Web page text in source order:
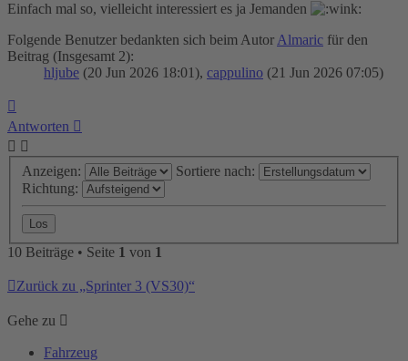
Einfach mal so, vielleicht interessiert es ja Jemanden
Folgende Benutzer bedankten sich beim Autor Almaric für den
Beitrag (Insgesamt 2):
hljube (20 Jun 2026 18:01), cappulino (21 Jun 2026 07:05)
Antworten
Anzeigen:
Sortiere nach:
Richtung:
10 Beiträge • Seite 1 von 1
Zurück zu „Sprinter 3 (VS30)“
Gehe zu
Fahrzeug